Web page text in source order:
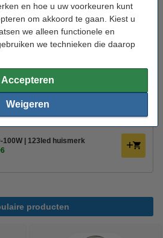
en hoe u uw voorkeuren kunt
om akkoord te gaan. Kiest u
we alleen functionele en
we technieken die daarop
Accepteren
Weigeren
uw oude apparaat
100W | 123led huismerk
producten